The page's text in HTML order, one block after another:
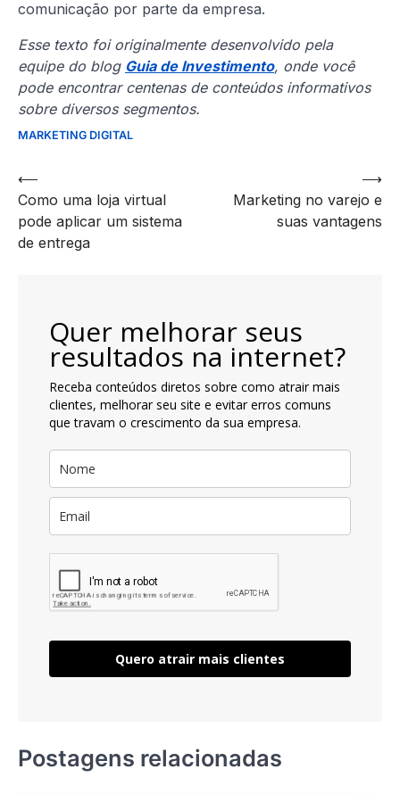
comunicação por parte da empresa.
Esse texto foi originalmente desenvolvido pela
equipe do blog Guia de Investimento, onde você
pode encontrar centenas de conteúdos informativos
sobre diversos segmentos.
MARKETING DIGITAL
Navegação
de
artigos
⟵
Como uma loja virtual
pode aplicar um sistema
de entrega
Marketing no varejo e
suas vantagens
⟶
Quer melhorar seus
resultados na internet?
Receba conteúdos diretos sobre como atrair mais
clientes, melhorar seu site e evitar erros comuns
que travam o crescimento da sua empresa.
Quero atrair mais clientes
Postagens relacionadas